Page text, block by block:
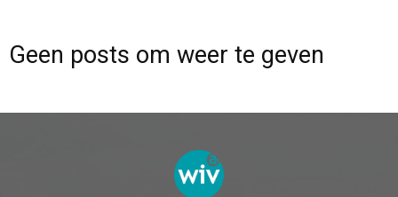
Geen posts om weer te geven